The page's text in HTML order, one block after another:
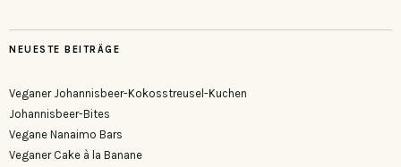
NEUESTE BEITRÄGE
Veganer Johannisbeer-Kokosstreusel-Kuchen
Johannisbeer-Bites
Vegane Nanaimo Bars
Veganer Cake à la Banane